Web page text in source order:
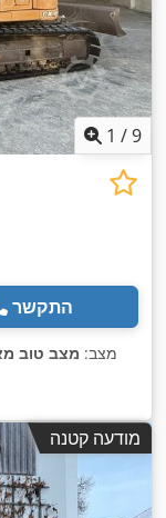
1 /9
התקשר
מצב: מצב טוב
מודעה קטנה